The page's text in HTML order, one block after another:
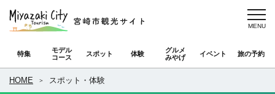
特集
モデル
コース
スポット 体験
グルメ
みやげ
イベント 旅の予約
HOME スポット・体験